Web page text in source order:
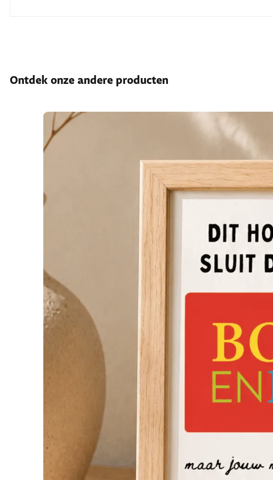
Ontdek onze andere producten